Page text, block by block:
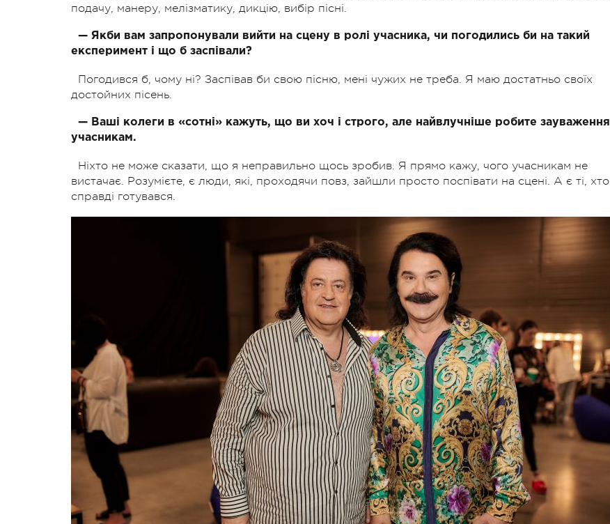
подачу, манеру, мелізматику, дикцію, вибір пісні.
— Якби вам запропонували вийти на сцену в ролі учасника, чи погодились би на такий
експеримент і що б заспівали?
Погодився б, чому ні? Заспівав би свою пісню, мені чужих не треба. Я маю достатньо своїх
достойних пісень.
— Ваші колеги в «сотні» кажуть, що ви хоч і строго, але найвлучніше робите зауваження
учасникам.
Ніхто не може сказати, що я неправильно щось зробив. Я прямо кажу, чого учасникам не
вистачає. Розумієте, є люди, які, проходячи повз, зайшли просто поспівати на сцені. А є ті, хто
справді готувався.